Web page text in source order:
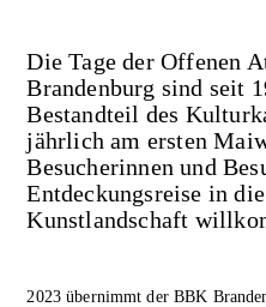
Die Tage der Offenen
Brandenburg sind seit
Bestandteil des
jährlich am ersten
Besucherinnen und
Entdeckungsreise in
Kunstlandschaft
2023 übernimmt der BBK